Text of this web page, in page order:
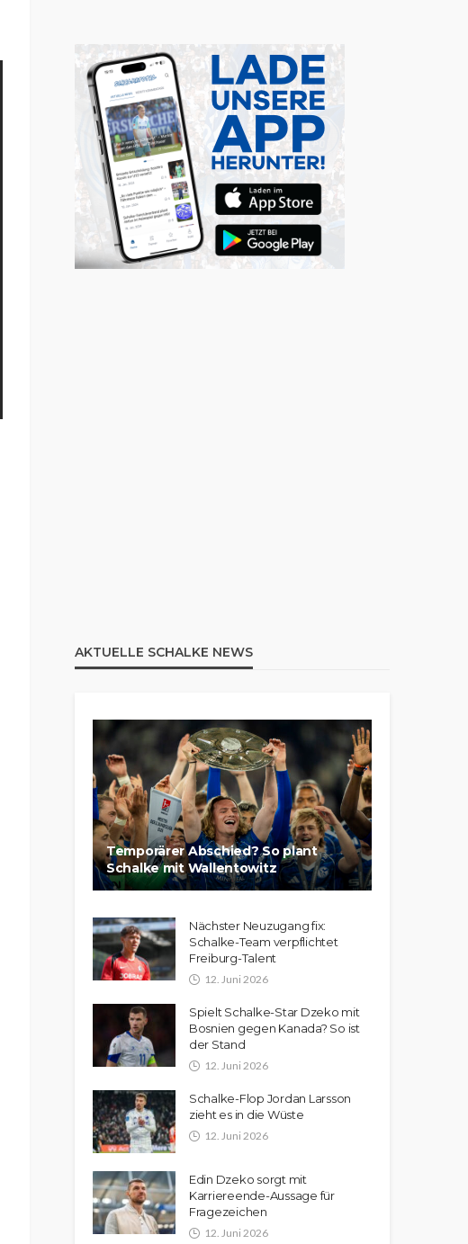
AKTUELLE SCHALKE NEWS
Temporärer Abschied? So plant
Schalke mit Wallentowitz
Nächster Neuzugang fix:
Schalke-Team verpflichtet
Freiburg-Talent
12. Juni 2026
Spielt Schalke-Star Dzeko mit
Bosnien gegen Kanada? So ist
der Stand
12. Juni 2026
Schalke-Flop Jordan Larsson
zieht es in die Wüste
12. Juni 2026
Edin Dzeko sorgt mit
Karriereende-Aussage für
Fragezeichen
12. Juni 2026